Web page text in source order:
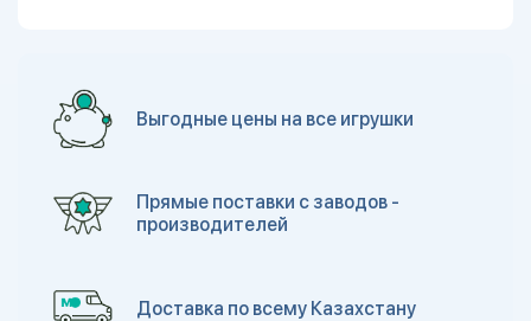
Выгодные цены на все игрушки
Прямые поставки с заводов -
производителей
Доставка по всему Казахстану